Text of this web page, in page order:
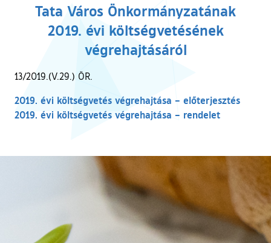
Tata Város Önkormányzatának
2019. évi költségvetésének
végrehajtásáról
13/2019.(V.29.) ÖR.
2019. évi költségvetés végrehajtása – előterjesztés
2019. évi költségvetés végrehajtása – rendelet